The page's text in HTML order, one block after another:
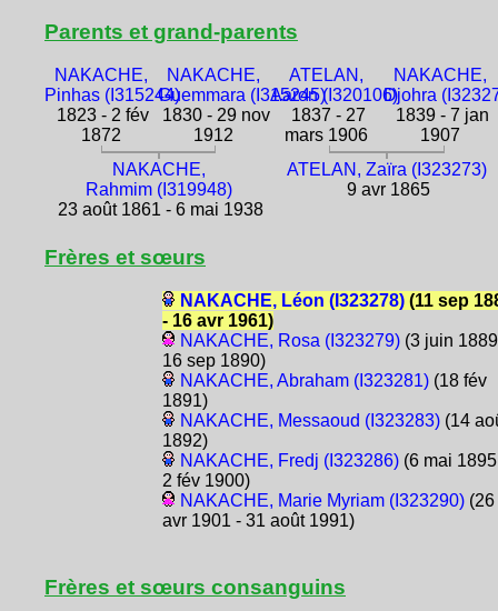
Parents et grand-parents
NAKACHE,
Pinhas (I315244)
1823 - 2 fév
1872
NAKACHE,
Guemmara (I315245)
1830 - 29 nov
1912
ATELAN,
Aaron (I320106)
1837 - 27
mars 1906
NAKACHE,
Djohra
1839 - 7 jan
1907
NAKACHE,
Rahmim (I319948)
23 août 1861 - 6 mai 1938
ATELAN, Zaïra (I323273)
9 avr 1865
Frères et sœurs
NAKACHE, Léon (I323278)(11 sep
- 16 avr 1961)
NAKACHE, Rosa (I323279)(3 juin
16 sep 1890)
NAKACHE, Abraham (I323281)(18 fév
1891)
NAKACHE, Messaoud (I323283)(14
1892)
NAKACHE, Fredj (I323286)(6 mai
2 fév 1900)
NAKACHE, Marie Myriam (I323290)(26
avr 1901 - 31 août 1991)
Frères et sœurs consanguins